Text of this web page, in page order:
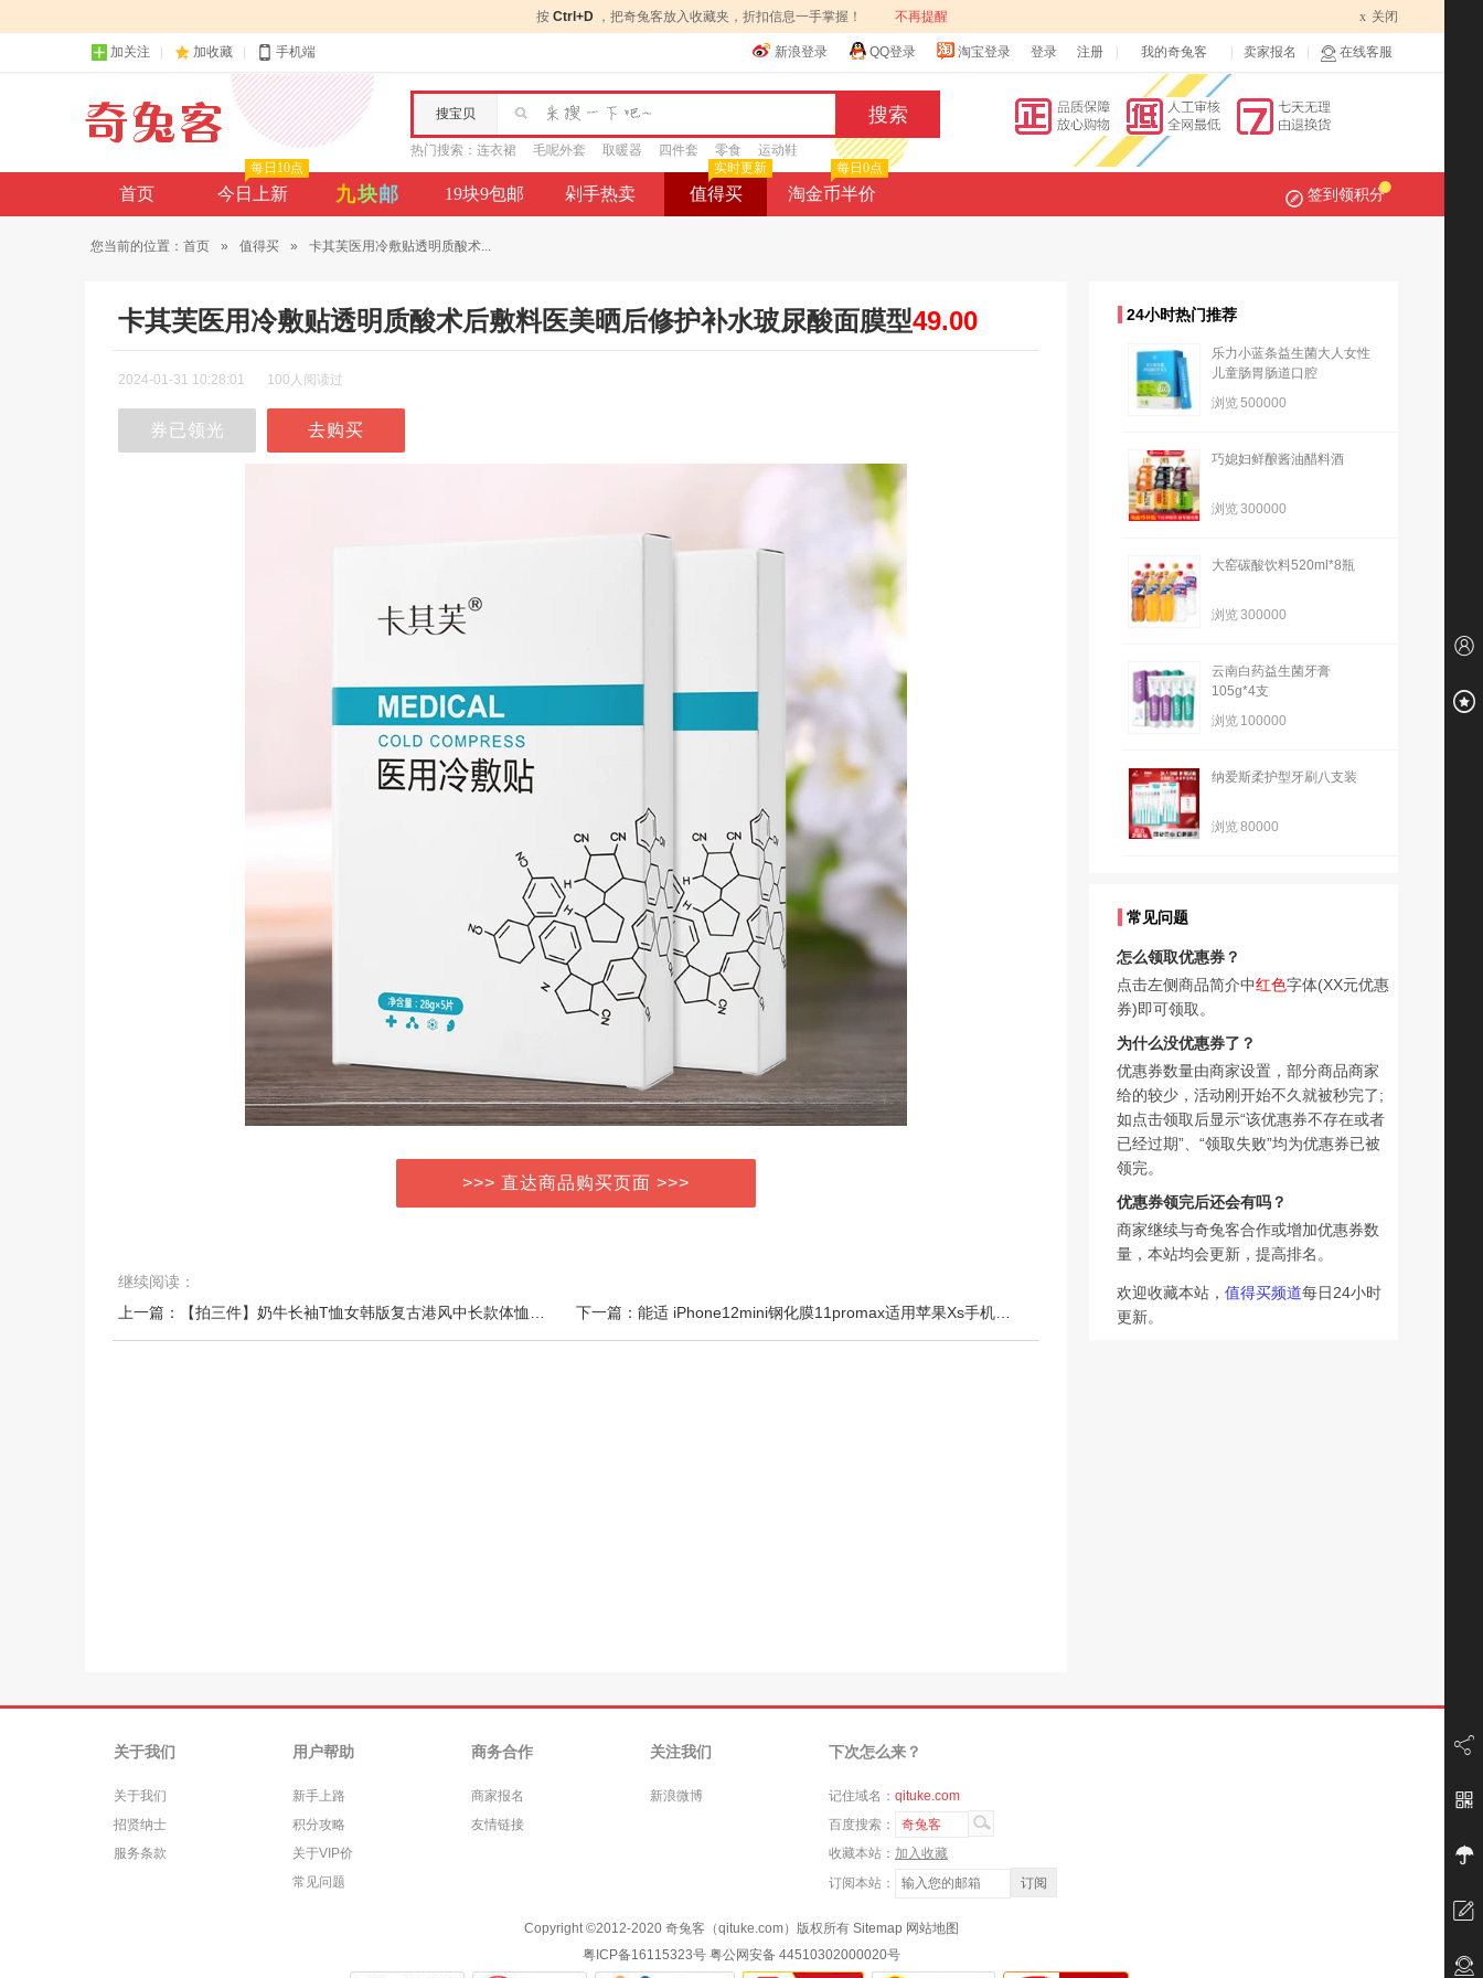
按 Ctrl+D ，把奇兔客放入收藏夹，折扣信息一手掌握！ 不再提醒 x 关闭
加关注 加收藏 手机端 新浪登录 QQ登录 淘宝登录 登录 注册 我的奇兔客 卖家报名 在线客服
搜宝贝
热门搜索： 连衣裙 毛呢外套 取暖器 四件套 零食 运动鞋
首页 今日上新
每日10点
九块邮 19块9包邮 剁手热卖 值得买
实时更新
淘金币半价
每日0点
签到领积分
您当前的位置： 首页 » 值得买 » 卡其芙医用冷敷贴透明质酸术...
卡其芙医用冷敷贴透明质酸术后敷料医美晒后修护补水玻尿酸面膜型49.00
2024-01-31 10:28:01 100人阅读过
券已领光 去购买
>>> 直达商品购买页面 >>>
继续阅读：
24小时热门推荐
乐力小蓝条益生菌大人女性
儿童肠胃肠道口腔
浏览500000
巧媳妇鲜酿酱油醋料酒
浏览300000
大窑碳酸饮料520ml*8瓶
浏览300000
云南白药益生菌牙膏
105g*4支
浏览 100000
纳爱斯柔护型牙刷八支装
浏览80000
常见问题
怎么领取优惠券？
点击左侧商品简介中红色字体(XX元优惠
券)即可领取。
为什么没优惠券了？
优惠券数量由商家设置，部分商品商家
给的较少，活动刚开始不久就被秒完了;
如点击领取后显示“该优惠券不存在或者
已经过期”、“领取失败”均为优惠券已被
领完。
优惠券领完后还会有吗？
商家继续与奇兔客合作或增加优惠券数
量，本站均会更新，提高排名。
欢迎收藏本站， 值得买频道每日24小时
更新。
关于我们
关于我们
招贤纳士
服务条款
用户帮助
新手上路
积分攻略
关于VIP价
常见问题
商务合作
商家报名
友情链接
关注我们
新浪微博
下次怎么来？
记住域名： qituke.com
百度搜索：
奇兔客
收藏本站： 加入收藏
订阅本站：
Copyright ©2012-2020 奇兔客（qituke.com）版权所有 Sitemap 网站地图
粤ICP备16115323号 粤公网安备 44510302000020号